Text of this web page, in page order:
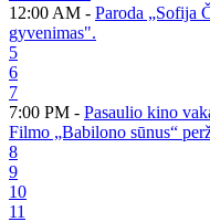
12:00 AM - Paroda „Sofija
gyvenimas".
5
6
7
7:00 PM - Pasaulio kino
Filmo „Babilono sūnus“
8
9
10
11